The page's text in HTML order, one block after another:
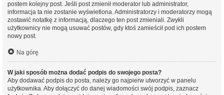
postem kolejny post. Jeśli post zmienił moderator lub administrator,
informacja ta nie zostanie wyświetlona. Administratorzy i moderatorzy mogą
zostawić notatkę z informacją, dlaczego ten post zmieniali. Zwykli
użytkownicy nie mogą usuwać postów, gdy ktoś zamieścił pod ich postem
nowy post.
Na górę
W jaki sposób można dodać podpis do swojego posta?
Aby dodawać podpis do posta, należy go najpierw utworzyć w panelu
użytkownika. Aby dołączyć do danej wiadomości swój podpis, zaznacz